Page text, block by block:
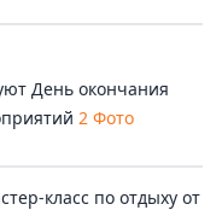
День окончания
2 Фото
класс по отдыху от